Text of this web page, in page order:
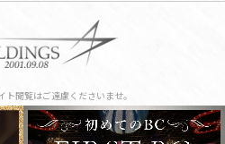
閲覧はご遠慮くださいませ。
HOLDINGS.